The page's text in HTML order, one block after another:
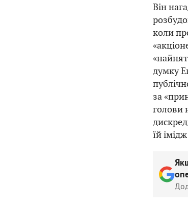
Він
коли
думку
за
голови
їй